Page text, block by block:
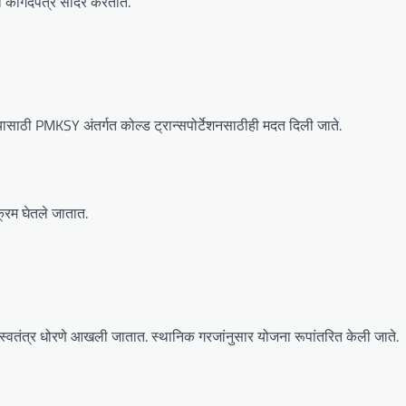
PMKSY अंतर्गत कोल्ड ट्रान्सपोर्टेशनसाठीही मदत दिली जाते.
घेतले जातात.
स्वतंत्र धोरणे आखली जातात. स्थानिक गरजांनुसार योजना रूपांतरित केली जाते.